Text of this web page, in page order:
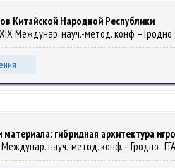
Китайской Народной Республики
Междунар. науч.-метод. конф. – Гродно :
гибридная архитектура
науч.-метод. конф. – Гродно :